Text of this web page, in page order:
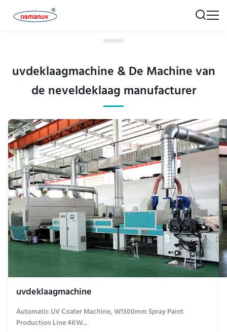
uvdeklaagmachine & De Machine van
de neveldeklaag manufacturer
uvdeklaagmachine
Automatic UV Coater Machine, W1300mm Spray Paint
Production Line 4KW...